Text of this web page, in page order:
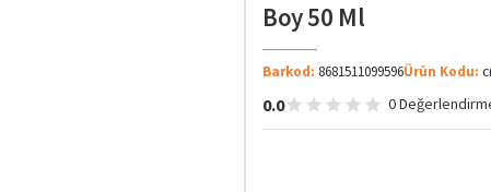
Boy 50 Ml
Barkod: 8681511099596Ürün Kodu:
0.0 0